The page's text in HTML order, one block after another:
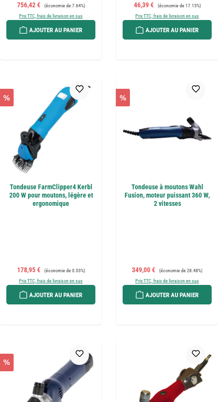
Prix de vente :
756,42 € Prix régulier :
(économie de 7.64%)
Prix TTC, frais de livraison en sus
AJOUTER AU PANIER
Prix de vente :
46,39 € Prix régulier :
(économie de 17.15%)
Prix TTC, frais de livraison en sus
AJOUTER AU PANIER
%
Tondeuse FarmClipper4 Kerbl
200 W pour moutons, légère et
ergonomique
Prix de vente :
178,95 € Prix régulier :
(économie de 0.03%)
Prix TTC, frais de livraison en sus
AJOUTER AU PANIER
%
Tondeuse à moutons Wahl
Fusion, moteur puissant 360 W,
2 vitesses
Prix de vente :
349,00 € Prix régulier :
(économie de 28.48%)
Prix TTC, frais de livraison en sus
AJOUTER AU PANIER
%